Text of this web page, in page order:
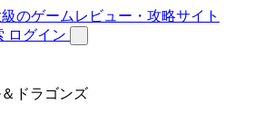
ログイン
ドラゴンズ